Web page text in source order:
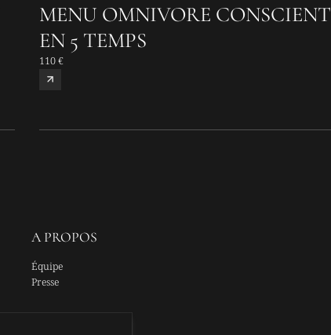
MENU OMNIVORE CONSCIENT
EN 5 TEMPS
110 €
A PROPOS
Équipe
Presse